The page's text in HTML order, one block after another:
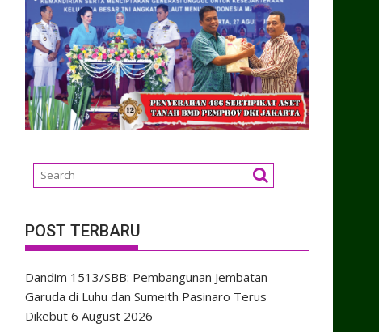
POST TERBARU
Dandim 1513/SBB: Pembangunan Jembatan
Garuda di Luhu dan Sumeith Pasinaro Terus
Dikebut 6 August 2026